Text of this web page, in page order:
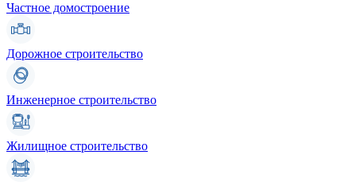
Частное домостроение
Дорожное строительство
Инженерное строительство
Жилищное строительство